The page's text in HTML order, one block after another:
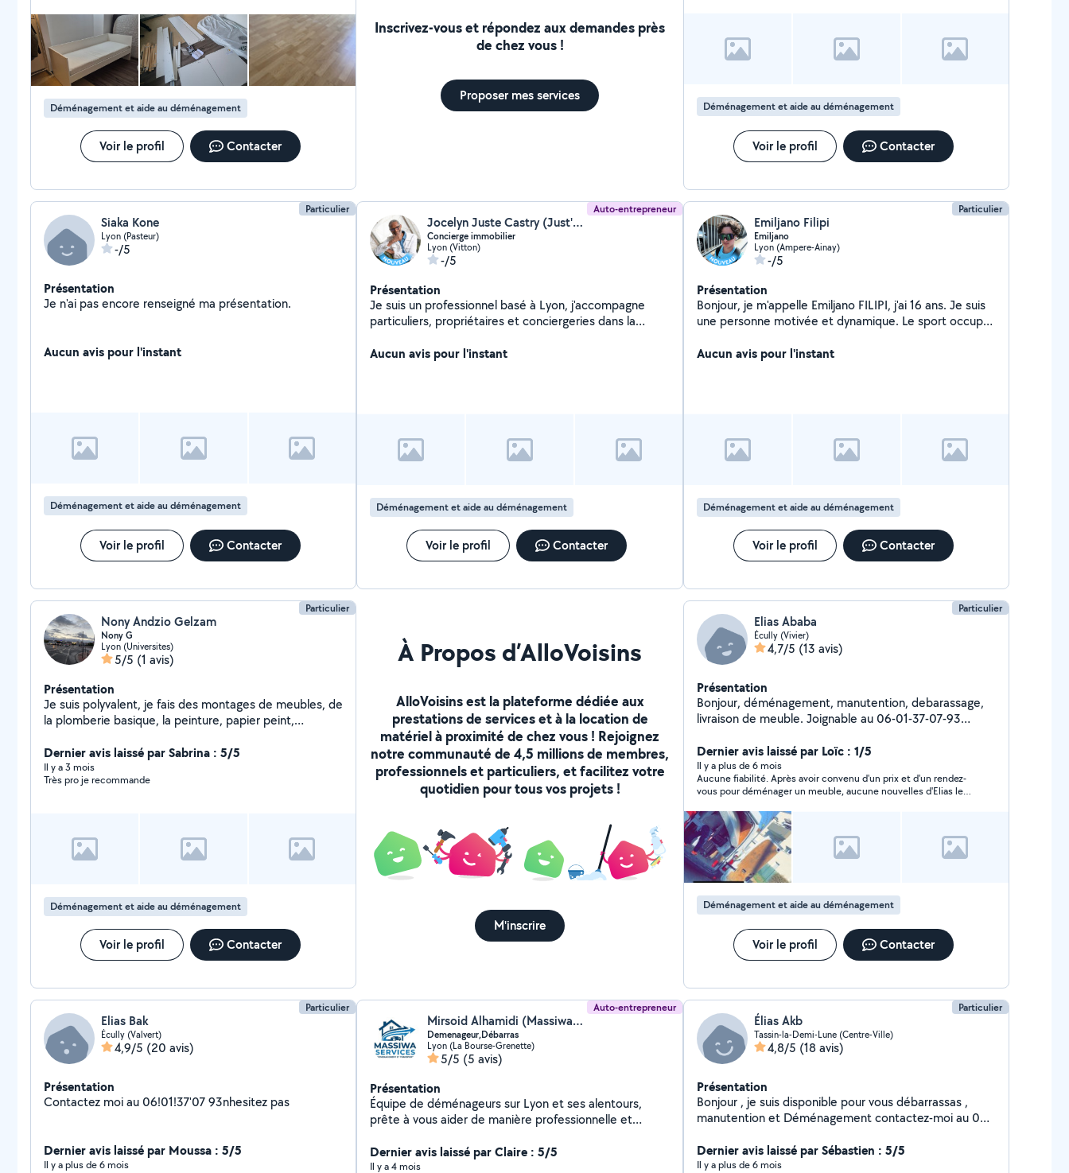
Déménagement et aide au déménagement
Voir le profil Contacter
Inscrivez-vous et répondez aux demandes près
de chez vous !
Proposer mes services
Déménagement et aide au déménagement
Voir le profil Contacter
Particulier
Siaka Kone
Lyon (Pasteur)
-/5
Présentation
Je n'ai pas encore renseigné ma présentation.
Aucun avis pour l'instant
Déménagement et aide au déménagement
Voir le profil Contacter
Auto-entrepreneur
Jocelyn Juste Castry (Just'For)
Concierge immobilier
Lyon (Vitton)
-/5
Présentation
Je suis un professionnel basé à Lyon, j'accompagne
particuliers, propriétaires et conciergeries dans la
événements. J'interviens avec sérieux, réactivité et le
est simple : offrir un service fiable, soigné et instaurer
une relation de confiance durable avec mes clients.
service, à la communication et au respect des
logements confiés." Disponible sur Lyon, Villeurbanne
et la métropole lyonnaise.
Aucun avis pour l'instant
Déménagement et aide au déménagement
Voir le profil Contacter
Particulier
Emiljano Filipi
Emiljano
Lyon (Ampere-Ainay)
-/5
Présentation
Bonjour, je m'appelle Emiljano FILIPI, j'ai 16 ans. Je suis
une personne motivée et dynamique. Le sport occupe
discipline, la persévérance et le goût de l'effort. J'aime
Aucun avis pour l'instant
Déménagement et aide au déménagement
Voir le profil Contacter
Particulier
Nony Andzio Gelzam
Nony G
Lyon (Universites)
5/5 (1 avis)
Présentation
Je suis polyvalent, je fais des montages de meubles, de
la plomberie basique, la peinture, papier peint,
déménagements le ménage et remise en état. Je suis
très organisés et flexible.
Dernier avis laissé par Sabrina : 5/5
Il y a 3 mois
Très pro je recommande
Déménagement et aide au déménagement
Voir le profil Contacter
À Propos d’AlloVoisins
AlloVoisins est la plateforme dédiée aux
prestations de services et à la location de
matériel à proximité de chez vous ! Rejoignez
notre communauté de 4,5 millions de membres,
professionnels et particuliers, et facilitez votre
quotidien pour tous vos projets !
M'inscrire
Particulier
Elias Ababa
Écully (Vivier)
4,7/5 (13 avis)
Présentation
Bonjour, déménagement, manutention, debarassage,
livraison de meuble. Joignable au 06-01-37-07-93
Dernier avis laissé par Loïc : 1/5
Il y a plus de 6 mois
Aucune fiabilité. Après avoir convenu d'un prix et d'un rendez-
vous pour déménager un meuble, aucune nouvelles d'Elias le
n'a jamais décroché son téléphone. A fuir !
Déménagement et aide au déménagement
Voir le profil Contacter
Particulier
Elias Bak
Écully (Valvert)
4,9/5 (20 avis)
Présentation
Contactez moi au 06!01!37'07 93nhesitez pas
Dernier avis laissé par Moussa : 5/5
Il y a plus de 6 mois
Auto-entrepreneur
Mirsoid Alhamidi (Massiwa-services)
Demenageur,Débarras
Lyon (La Bourse-Grenette)
5/5 (5 avis)
Présentation
Équipe de déménageurs sur Lyon et ses alentours,
prête à vous aider de manière professionnelle et
le transport, chargement et déchargement, ainsi que le
montage et démontage de meubles et leur installation
Dernier avis laissé par Claire : 5/5
Il y a 4 mois
Particulier
Élias Akb
Tassin-la-Demi-Lune (Centre-Ville)
4,8/5 (18 avis)
Présentation
Bonjour , je suis disponible pour vous débarrassas ,
manutention et Déménagement contactez-moi au 06-
Dernier avis laissé par Sébastien : 5/5
Il y a plus de 6 mois